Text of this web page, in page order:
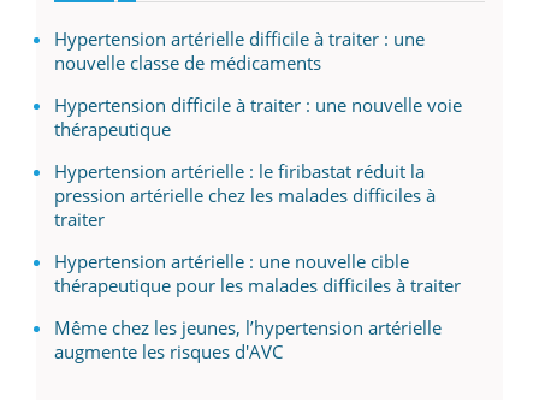
Hypertension artérielle difficile à traiter : une
nouvelle classe de médicaments
Hypertension difficile à traiter : une nouvelle voie
thérapeutique
Hypertension artérielle : le firibastat réduit la
pression artérielle chez les malades difficiles à
traiter
Hypertension artérielle : une nouvelle cible
thérapeutique pour les malades difficiles à traiter
Même chez les jeunes, l’hypertension artérielle
augmente les risques d'AVC